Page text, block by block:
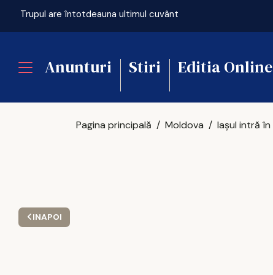
Trupul are întotdeauna ultimul cuvânt
Anunturi Stiri Editia Online
INAPOI
Pagina principală Moldova